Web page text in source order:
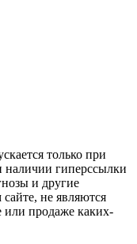
только при
наличии гиперссылки
и другие
не являются
или продаже каких-